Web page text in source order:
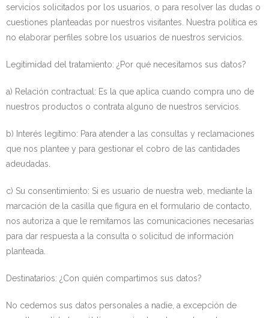
servicios solicitados por los usuarios, o para resolver las dudas o
cuestiones planteadas por nuestros visitantes. Nuestra política es
no elaborar perfiles sobre los usuarios de nuestros servicios.
Legitimidad del tratamiento: ¿Por qué necesitamos sus datos?
a) Relación contractual: Es la que aplica cuando compra uno de
nuestros productos o contrata alguno de nuestros servicios.
b) Interés legítimo: Para atender a las consultas y reclamaciones
que nos plantee y para gestionar el cobro de las cantidades
adeudadas.
c) Su consentimiento: Si es usuario de nuestra web, mediante la
marcación de la casilla que figura en el formulario de contacto,
nos autoriza a que le remitamos las comunicaciones necesarias
para dar respuesta a la consulta o solicitud de información
planteada.
Destinatarios: ¿Con quién compartimos sus datos?
No cedemos sus datos personales a nadie, a excepción de